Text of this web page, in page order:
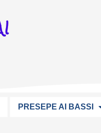
PRESEPE AI BASSI